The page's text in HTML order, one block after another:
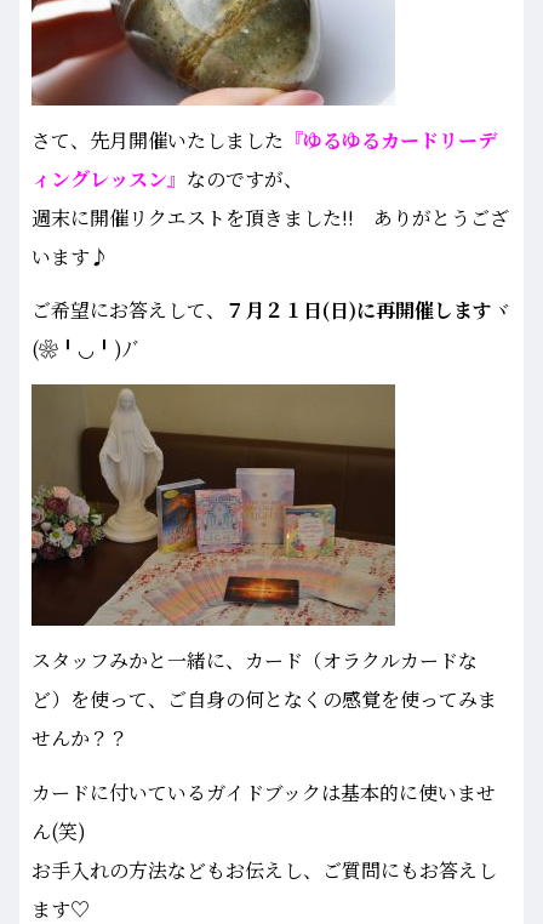
さて、先月開催いたしました 『ゆるゆるカードリーデ
ィングレッスン』 なのですが、
週末に開催リクエストを頂きました!! ありがとうござ
います♪
ご希望にお答えして、
７月２１日(日)に再開催します ヾ
(❀╹◡╹)ﾉﾞ
スタッフみかと一緒に、カード（オラクルカードな
ど）を使って、ご自身の何となくの感覚を使ってみま
せんか？？
カードに付いているガイドブックは基本的に使いませ
ん(笑)
お手入れの方法などもお伝えし、ご質問にもお答えし
ます♡